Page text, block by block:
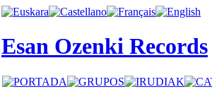
Esan Ozenki Records